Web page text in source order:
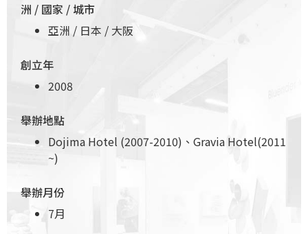
洲 / 國家 / 城市
亞洲 / 日本 / 大阪
創立年
2008
舉辦地點
Dojima Hotel (2007-2010)、Gravia Hotel(2011
~)
舉辦月份
7月